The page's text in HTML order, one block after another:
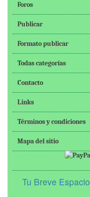
Foros
Publicar
Formato publicar
Todas categorías
Contacto
Links
Términos y condiciones
Mapa del sitio
Tu Breve Espacio